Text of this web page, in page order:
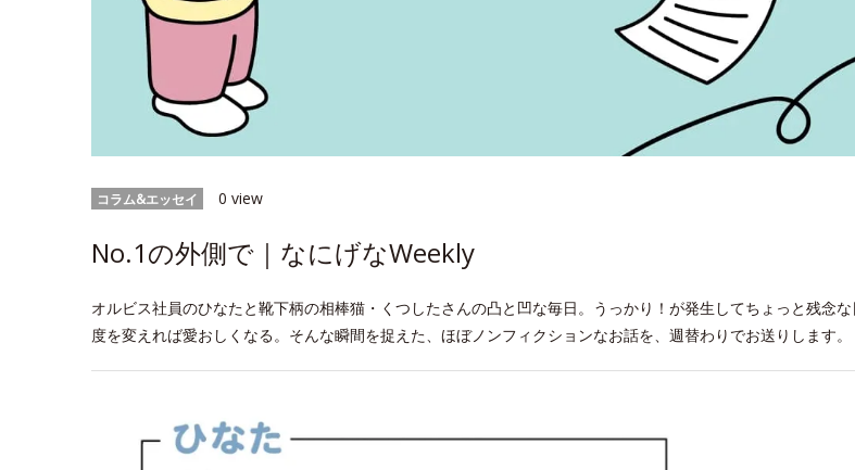
コラム&エッセイ 0 view
No.1の外側で｜なにげなWeekly
オルビス社員のひなたと靴下柄の相棒猫・くつしたさんの凸と凹な毎日。うっかり！が発生してちょっと残念な
度を変えれば愛おしくなる。そんな瞬間を捉えた、ほぼノンフィクションなお話を、週替わりでお送りします。